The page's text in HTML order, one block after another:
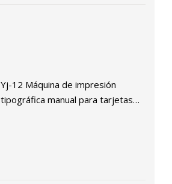
Yj-12 Máquina de impresión
tipográfica manual para tarjetas